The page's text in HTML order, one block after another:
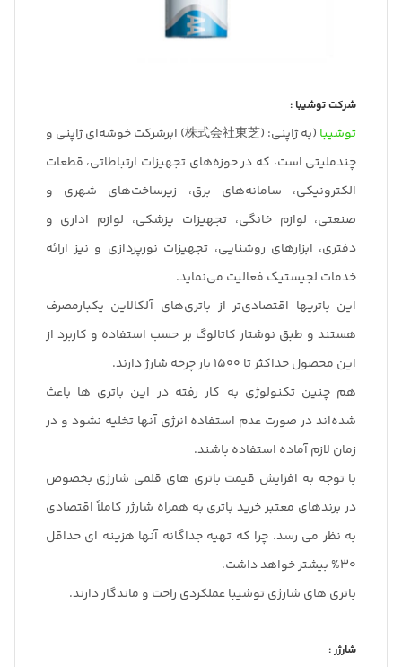
شرکت توشیبا :
توشیبا
(به ژاپنی: (株式会社東芝) ابرشرکت خوشه‌ای ژاپنی و
چندملیتی است، که در حوزه‌های تجهیزات ارتباطاتی، قطعات
الکترونیکی، سامانه‌های برق، زیرساخت‌های شهری و
صنعتی، لوازم خانگی، تجهیزات پزشکی، لوازم اداری و
دفتری، ابزارهای روشنایی، تجهیزات نورپردازی و نیز ارائه
خدمات لجیستیک فعالیت می‌نماید.
این باتریها اقتصادی‌تر از باتری‌های آلکالاین یکبار‌مصرف
هستند و طبق نوشتار کاتالوگ بر حسب استفاده و کاربرد از
این محصول حداکثر تا 1500 بار چرخه شارژ دارند.
هم چنین تکنولوژی به کار رفته در این باتری ها باعث
شده‌اند در صورت عدم استفاده انرژی آنها تخلیه نشود و در
زمان لازم آماده استفاده باشند.
با توجه به افزایش قیمت باتری های قلمی شارژی بخصوص
در برندهای معتبر خرید باتری به همراه شارژر کاملاً اقتصادی
به نظر می رسد. چرا که تهیه جداگانه آنها هزینه ای حداقل
30% بیشتر خواهد داشت.
باتری های شارژی توشیبا عملکردی راحت و ماندگار دارند.
شارژر :